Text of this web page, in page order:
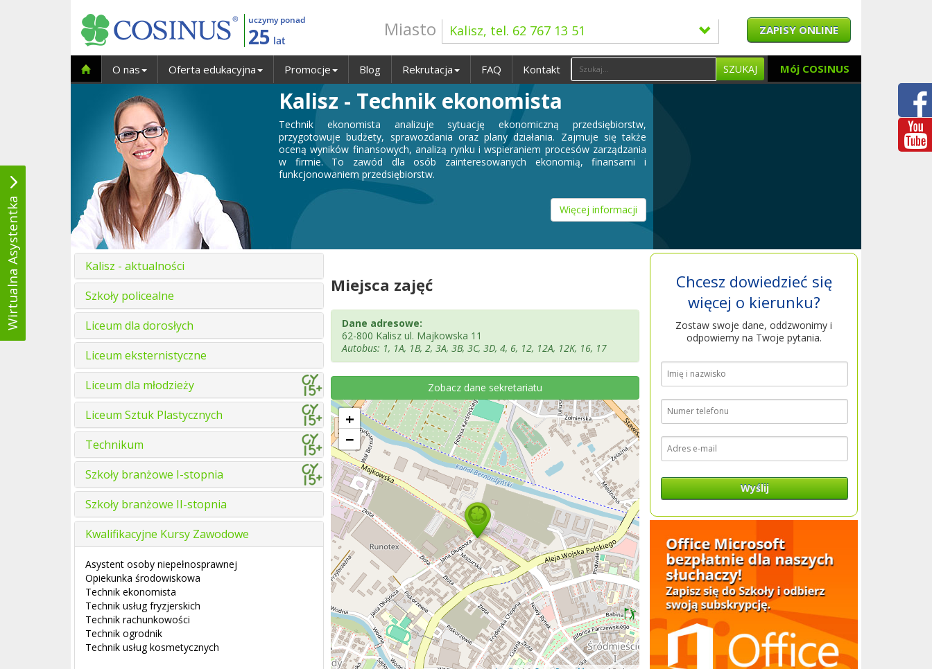
uczymy ponad
25 lat
Miasto Kalisz, tel. 62 767 13 51 ZAPISY ONLINE
Mój COSINUS
O nas Oferta edukacyjna Promocje Blog Rekrutacja FAQ Kontakt SZUKAJ
Kalisz - Technik ekonomista
Technik ekonomista analizuje sytuację ekonomiczną przedsiębiorstw,
przygotowuje budżety, sprawozdania oraz plany działania. Zajmuje się także
oceną wyników finansowych, analizą rynku i wspieraniem procesów zarządzania
w firmie. To zawód dla osób zainteresowanych ekonomią, finansami i
funkcjonowaniem przedsiębiorstw.
Więcej informacji
Kalisz - aktualności
Szkoły policealne
Liceum dla dorosłych
Liceum eksternistyczne
Liceum dla młodzieży
Liceum Sztuk Plastycznych
Technikum
Szkoły branżowe I-stopnia
Szkoły branżowe II-stopnia
Kwalifikacyjne Kursy Zawodowe
Asystent osoby niepełnosprawnej
Opiekunka środowiskowa
Technik ekonomista
Technik usług fryzjerskich
Technik rachunkowości
Technik ogrodnik
Technik usług kosmetycznych
Miejsca zajęć
Dane adresowe:
62-800 Kalisz ul. Majkowska 11
Autobus: 1, 1A, 1B, 2, 3A, 3B, 3C, 3D, 4, 6, 12, 12A, 12K, 16, 17
Zobacz dane sekretariatu
+
−
Chcesz dowiedzieć się
więcej o kierunku?
Zostaw swoje dane, oddzwonimy i
odpowiemy na Twoje pytania.
Wyślij
Wirtualna Asystentka